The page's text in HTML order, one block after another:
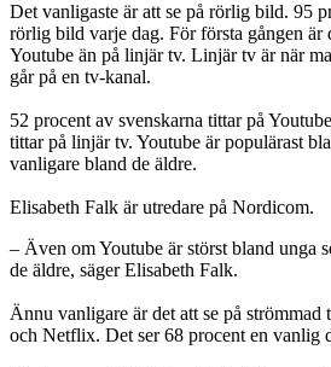
Det vanligaste är att se på rörlig bild. 95
rörlig bild varje dag. För första gången är
Youtube än på linjär tv. Linjär tv är när
går på en tv-kanal.
52 procent av svenskarna tittar på
tittar på linjär tv. Youtube är populärast
vanligare bland de äldre.
Elisabeth Falk är utredare på Nordicom.
– Även om Youtube är störst bland unga
de äldre, säger Elisabeth Falk.
Ännu vanligare är det att se på
och Netflix. Det ser 68 procent en vanlig